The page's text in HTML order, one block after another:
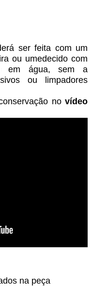
ser feita com um
ou umedecido com
em água, sem a
ou limpadores
novídeo
na peça